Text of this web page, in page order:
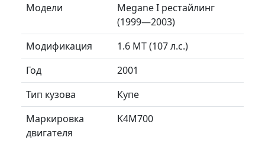
Модели
Megane I рестайлинг
(1999—2003)
Модификация
1.6 MT (107 л.с.)
Год
2001
Тип кузова
Купе
Маркировка
двигателя
K4M700